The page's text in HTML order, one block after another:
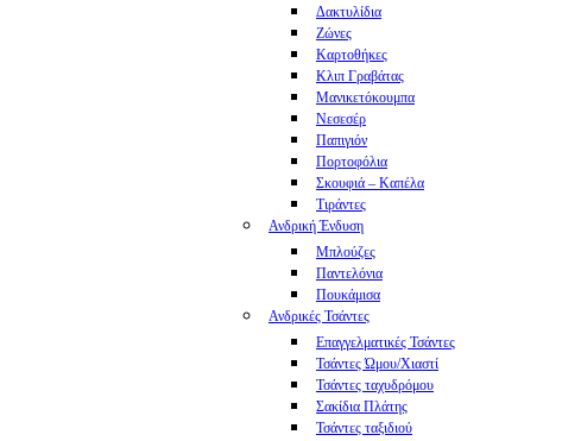
Δακτυλίδια
Ζώνες
Καρτοθήκες
Κλιπ Γραβάτας
Μανικετόκουμπα
Νεσεσέρ
Παπιγιόν
Πορτοφόλια
Σκουφιά – Καπέλα
Τιράντες
Ανδρική Ένδυση
Μπλούζες
Παντελόνια
Πουκάμισα
Ανδρικές Τσάντες
Επαγγελματικές Τσάντες
Τσάντες Ώμου/Χιαστί
Τσάντες ταχυδρόμου
Σακίδια Πλάτης
Τσάντες ταξιδιού